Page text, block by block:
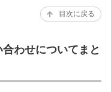
目次に戻る
わせについてまと